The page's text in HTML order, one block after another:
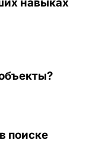
навыках
поиске